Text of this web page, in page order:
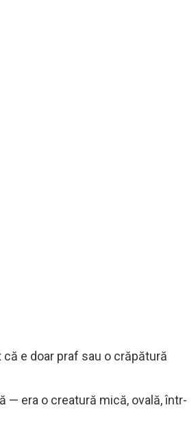
e doar praf sau o crăpătură
— era o creatură mică, ovală, într-